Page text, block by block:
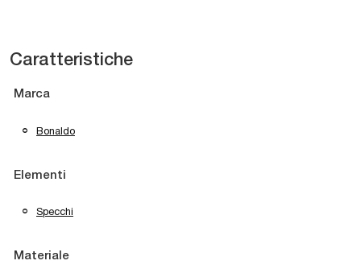
Caratteristiche
Marca
Bonaldo
Elementi
Specchi
Materiale